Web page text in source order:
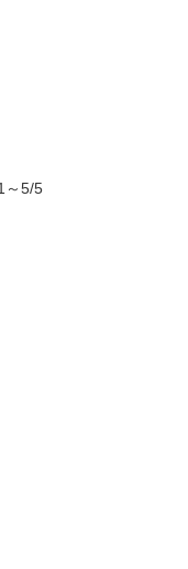
～5/5